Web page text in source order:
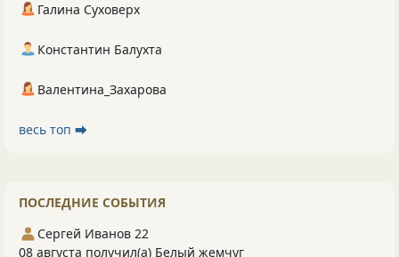
Галина Суховерх
Константин Балухта
Валентина_Захарова
весь топ ⮕
ПОСЛЕДНИЕ СОБЫТИЯ
Сергей Иванов 22
08 августа получил(а) Белый жемчуг